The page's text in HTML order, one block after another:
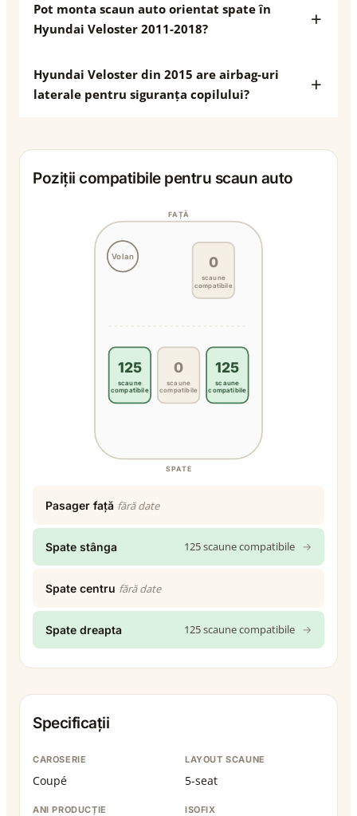
Pot monta scaun auto orientat spate în
Hyundai Veloster 2011-2018?
Hyundai Veloster din 2015 are airbag-uri
laterale pentru siguranța copilului?
Poziții compatibile pentru scaun auto
Volan
FAȚĂ
SPATE
0
scaune
compatibile
125
scaune
compatibile
0
scaune
compatibile
125
scaune
compatibile
Pasager față fără date
Spate stânga 125 scaune compatibile →
Spate centru fără date
Spate dreapta 125 scaune compatibile →
Specificații
CAROSERIE
Coupé
LAYOUT SCAUNE
5-seat
ANI PRODUCȚIE ISOFIX